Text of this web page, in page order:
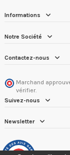
Informations
Notre Société
Contactez-nous
Marchand
vérifier.
Suivez-nous
Newsletter